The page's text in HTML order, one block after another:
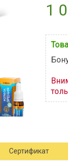
1
Сертификат